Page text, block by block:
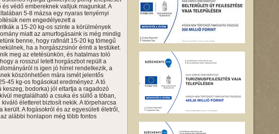
védő embereknek valljuk magunkat. A
5-8 mázsa egy nyaras tenyérnyi
nem engedélyezett a
a 15-20 kg-os szinte a körülmények
miatt az amurfogásaink is még mindig
benne, hogy rafinált 15-20 kg tömegű
ha a horgászzsinór érinti a testüket.
meg az etetésünkön, és hatalmas toló
a rosszul letett horgászbot repült a
is igen jó hírrel rendelkezik, a
köszönhetően mára ismét jelentős
45 kg-os fogásokat eredményez. A tó
bodorka) jól eltartja a ragadozó
megtalálható a csuka és süllő a tóban,
életteret biztosít nekik. A törpeharcsa
került. A fogásokról és az egyesületi életről,
alábbi honlapon még több fontos